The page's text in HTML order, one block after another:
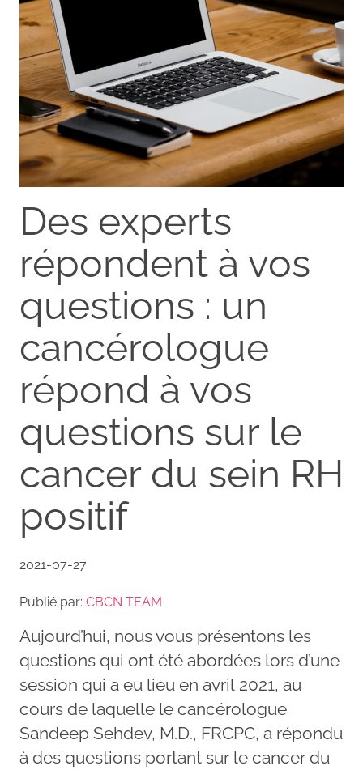
Des experts
répondent à vos
questions : un
cancérologue
répond à vos
questions sur le
cancer du sein RH
positif
2021-07-27
Publié par: CBCN TEAM
Aujourd’hui, nous vous présentons les
questions qui ont été abordées lors d’une
session qui a eu lieu en avril 2021, au
cours de laquelle le cancérologue
Sandeep Sehdev, M.D., FRCPC, a répondu
à des questions portant sur le cancer du